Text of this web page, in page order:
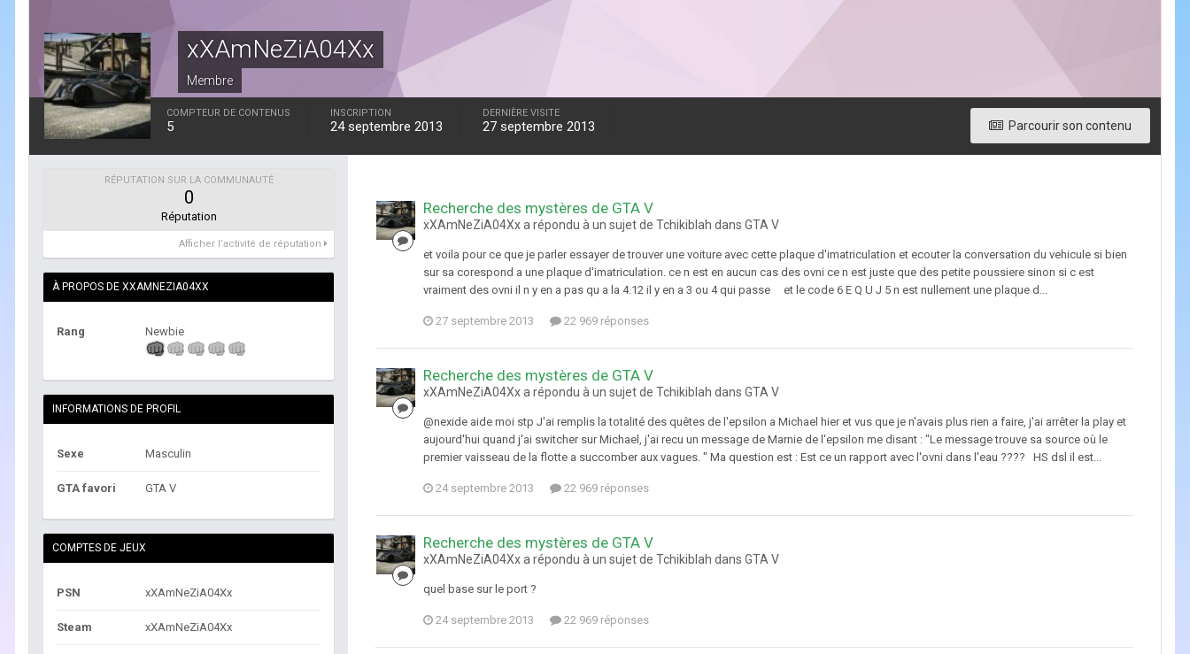
xXAmNeZiA04Xx
Membre
Parcourir son contenu
COMPTEUR DE CONTENUS
5
INSCRIPTION
24 septembre 2013
DERNIÈRE VISITE
27 septembre 2013
RÉPUTATION SUR LA COMMUNAUTÉ
0
Réputation
Afficher l’activité de réputation
À PROPOS DE XXAMNEZIA04XX
Rang Newbie
INFORMATIONS DE PROFIL
Sexe Masculin
GTA favori GTA V
COMPTES DE JEUX
PSN xXAmNeZiA04Xx
Steam xXAmNeZiA04Xx
Recherche des mystères de GTA V
xXAmNeZiA04Xx a répondu à un sujet de Tchikiblah dans GTA V
et voila pour ce que je parler essayer de trouver une voiture avec cette plaque d'imatriculation et ecouter la conversation du vehicule si bien
sur sa corespond a une plaque d'imatriculation. ce n est en aucun cas des ovni ce n est juste que des petite poussiere sinon si c est
vraiment des ovni il n y en a pas qu a la 4.12 il y en a 3 ou 4 qui passe et le code 6 E Q U J 5 n est nullement une plaque d...
27 septembre 2013 22 969 réponses
Recherche des mystères de GTA V
xXAmNeZiA04Xx a répondu à un sujet de Tchikiblah dans GTA V
@nexide aide moi stp J'ai remplis la totalité des quêtes de l'epsilon a Michael hier et vus que je n'avais plus rien a faire, j'ai arrêter la play et
aujourd'hui quand j'ai switcher sur Michael, j'ai recu un message de Marnie de l'epsilon me disant : "Le message trouve sa source où le
premier vaisseau de la flotte a succomber aux vagues. " Ma question est : Est ce un rapport avec l'ovni dans l'eau ???? HS dsl il est...
24 septembre 2013 22 969 réponses
Recherche des mystères de GTA V
xXAmNeZiA04Xx a répondu à un sujet de Tchikiblah dans GTA V
quel base sur le port ?
24 septembre 2013 22 969 réponses